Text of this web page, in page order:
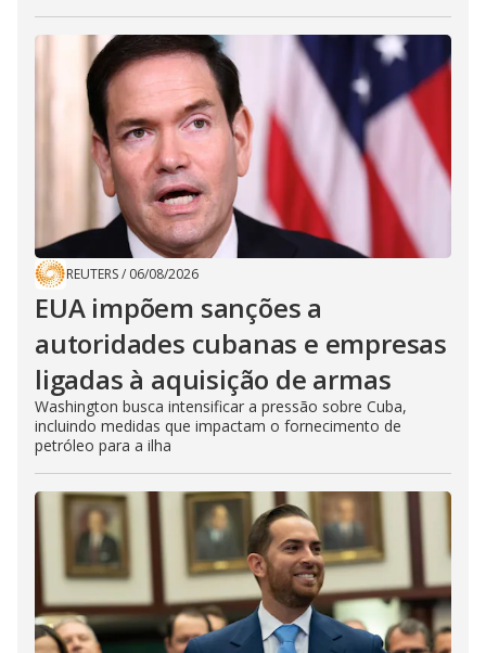
REUTERS/ 06/08/2026
EUA impõem sanções a
autoridades cubanas e empresas
ligadas à aquisição de armas
Washington busca intensificar a pressão sobre Cuba,
incluindo medidas que impactam o fornecimento de
petróleo para a ilha